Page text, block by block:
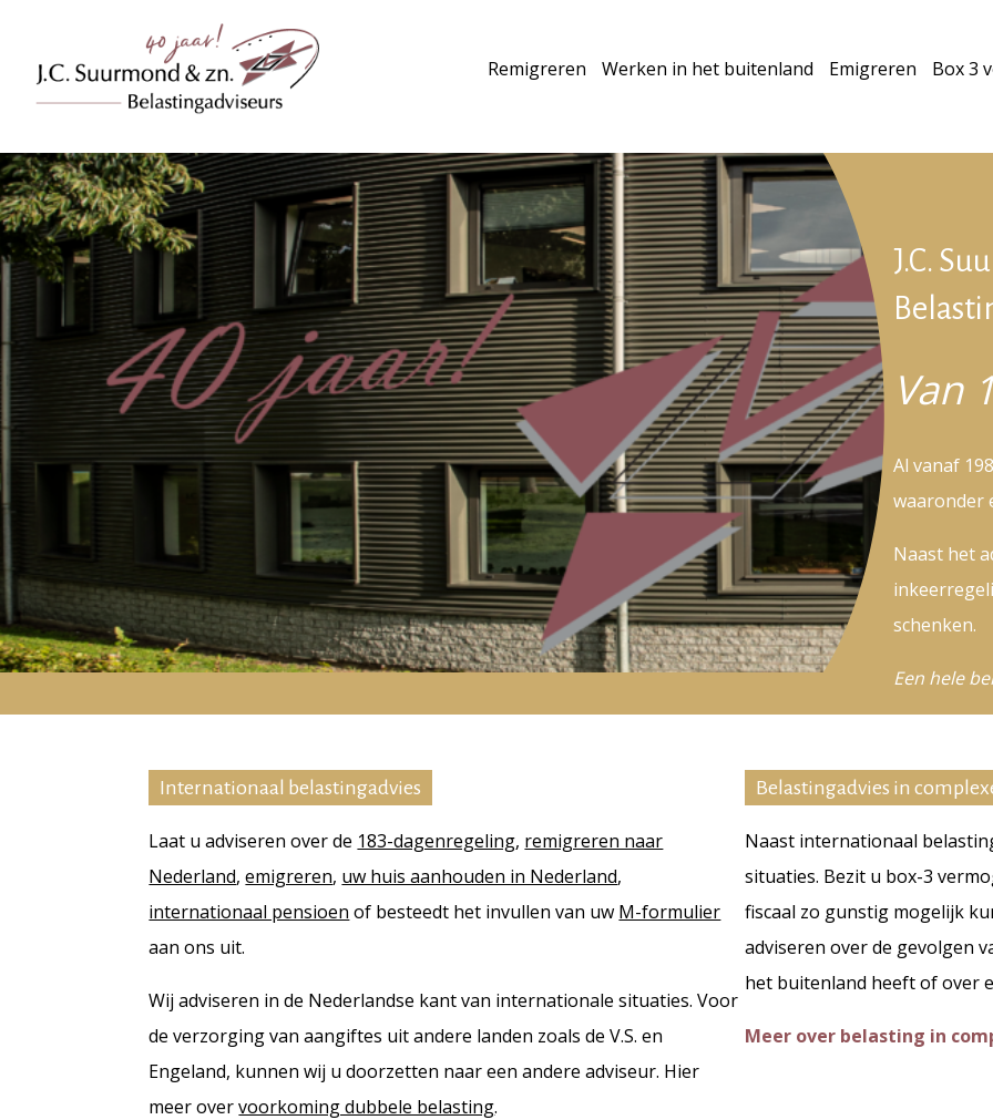
Remigreren Werken in het buitenland Emigreren Box 3
J.C.
Van
Al vanaf
waaronder
Naast het
schenken.
Een hele
Internationaal belastingadvies
Laat u adviseren over de 183-dagenregeling, remigreren naar
Nederland,emigreren, uw huis aanhouden in Nederland,
internationaal pensioen of besteedt het invullen van uw M-formulier
aan ons uit.
Wij adviseren in de Nederlandse kant van internationale situaties. Voor
de verzorging van aangiftes uit andere landen zoals de V.S. en
Engeland, kunnen wij u doorzetten naar een andere adviseur. Hier
meer overvoorkoming dubbele belasting.
Belastingadvies in
Naast internationaal
situaties. Bezit u box-3
fiscaal zo gunstig mogelijk
adviseren over de gevolgen
het buitenland heeft of over
Meer over belasting in